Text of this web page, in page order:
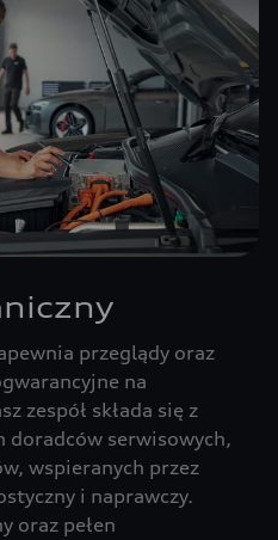
przeglądy oraz
na
zespół składa się z
doradców serwisowych,
wspieranych przez
i naprawczy.
oraz pełen